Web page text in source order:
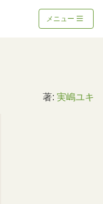
メニュー
著: 実嶋ユキ